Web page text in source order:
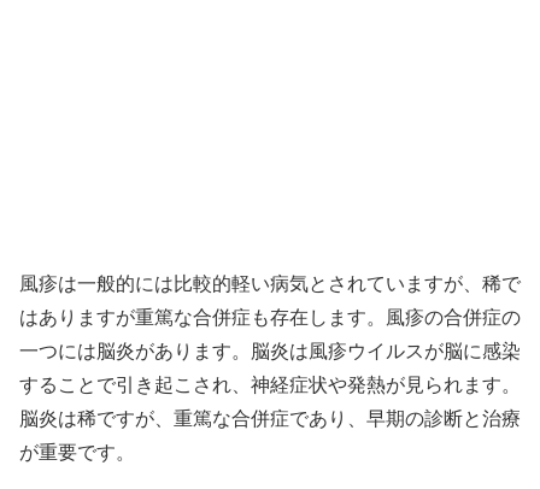
風疹は一般的には比較的軽い病気とされていますが、稀で
はありますが重篤な合併症も存在します。風疹の合併症の
一つには脳炎があります。脳炎は風疹ウイルスが脳に感染
することで引き起こされ、神経症状や発熱が見られます。
脳炎は稀ですが、重篤な合併症であり、早期の診断と治療
が重要です。